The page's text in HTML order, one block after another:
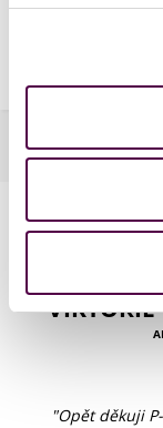
"Další z
"Opět děkuji